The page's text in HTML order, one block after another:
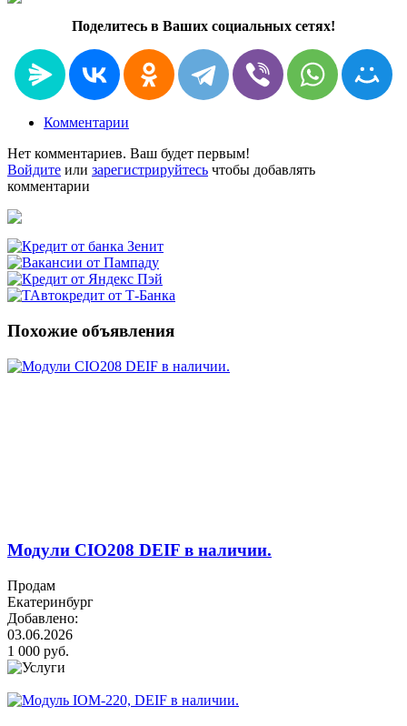
Поделитесь в Ваших социальных сетях!
Комментарии
Нет комментариев. Ваш будет первым!
Войдите или зарегистрируйтесь чтобы добавлять
комментарии
Похожие объявления
Модули CIO208 DEIF в наличии.
Продам
Екатеринбург
Добавлено:
03.06.2026
1 000 руб.